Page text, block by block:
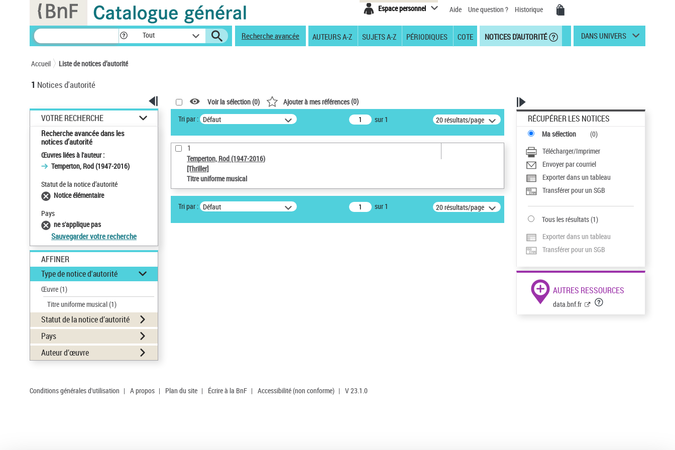
Espace personnel Aide Une question ? Historique
Tout Recherche avancée AUTEURS A-Z SUJETS A-Z PÉRIODIQUES COTE NOTICES D'AUTORITÉ DANS UNIVERS
Accueil Liste de notices d’autorité
1 Notices d'autorité
VOTRE RECHERCHE
Recherche avancée dans les
notices d’autorité
Œuvres liées à l'auteur :
Temperton, Rod (1947-2016)
Statut de la notice d’autorité
Notice élémentaire
Pays
ne s'applique pas
Sauvegarder votre recherche
AFFINER
Type de notice d'autorité
Œuvre(1)
Titre uniforme musical(1)
Statut de la notice d’autorité
Pays
Auteur d’œuvre
Voir la sélection (0) Ajouter à mes références(0)
Tri par : Défaut sur 1 20 résultats/page
1
Temperton, Rod (1947-2016)
[Thriller]
Titre uniforme musical
Tri par : Défaut sur 1 20 résultats/page
RÉCUPÉRER LES NOTICES
Ma sélection (0)
Télécharger/Imprimer
Envoyer par courriel
Exporter dans un tableau
Transférer pour un SGB
Tous les résultats(1)
Exporter dans un tableau
Transférer pour un SGB
AUTRES RESSOURCES
data.bnf.fr
Conditions générales d'utilisation | A propos | Plan du site | Écrire à la BnF | Accessibilité (non conforme) | V 23.1.0
Panneau de gestion des cookies